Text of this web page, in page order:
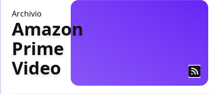
Archivio
Amazon
Prime
Video